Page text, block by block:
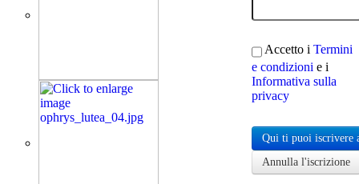
Accetto i Termini
e condizioni e i
Informativa sulla
privacy
Qui ti puoi iscrivere
Annulla l'iscrizione